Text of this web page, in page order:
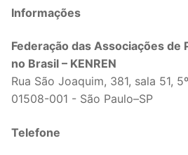
Informações
Federação das Associações de
no Brasil – KENREN
Rua São Joaquim, 381, sala 51,
01508-001 - São Paulo–SP
Telefone